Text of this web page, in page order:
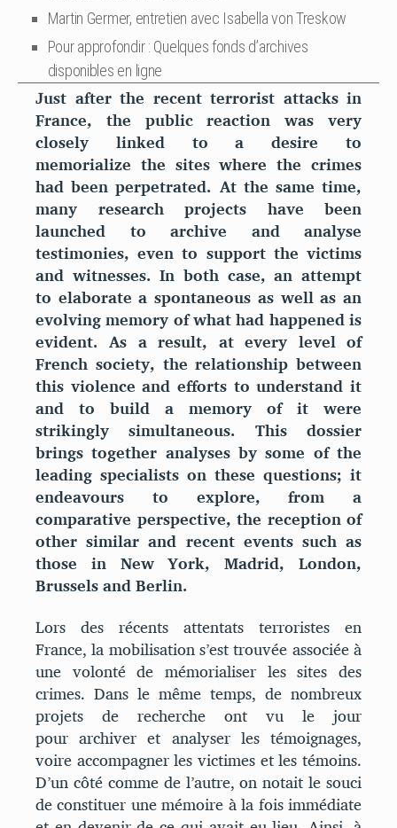
Martin Germer, entretien avec Isabella von Treskow
Pour approfondir : Quelques fonds d’archives
disponibles en ligne
Just after the recent terrorist attacks in
France, the public reaction was very
closely linked to a desire to
memorialize the sites where the crimes
had been perpetrated. At the same time,
many research projects have been
launched to archive and analyse
testimonies, even to support the victims
and witnesses. In both case, an attempt
to elaborate a spontaneous as well as an
evolving memory of what had happened is
evident. As a result, at every level of
French society, the relationship between
this violence and efforts to understand it
and to build a memory of it were
strikingly simultaneous. This dossier
brings together analyses by some of the
leading specialists on these questions; it
endeavours to explore, from a
comparative perspective, the reception of
other similar and recent events such as
those in New York, Madrid, London,
Brussels and Berlin.
Lors des récents attentats terroristes en
France, la mobilisation s’est trouvée associée à
une volonté de mémorialiser les sites des
crimes. Dans le même temps, de nombreux
projets de recherche ont vu le jour
pour archiver et analyser les témoignages,
voire accompagner les victimes et les témoins.
D’un côté comme de l’autre, on notait le souci
de constituer une mémoire à la fois immédiate